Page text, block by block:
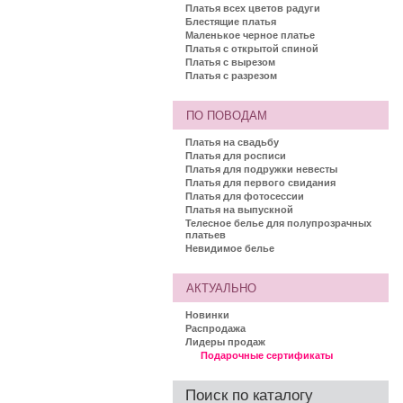
Платья всех цветов радуги
Блестящие платья
Маленькое черное платье
Платья с открытой спиной
Платья с вырезом
Платья с разрезом
ПО ПОВОДАМ
Платья на свадьбу
Платья для росписи
Платья для подружки невесты
Платья для первого свидания
Платья для фотосессии
Платья на выпускной
Телесное белье для полупрозрачных
платьев
Невидимое белье
АКТУАЛЬНО
Новинки
Распродажа
Лидеры продаж
Подарочные сертификаты
Поиск по каталогу